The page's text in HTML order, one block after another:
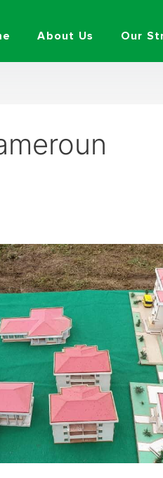
About Us Our